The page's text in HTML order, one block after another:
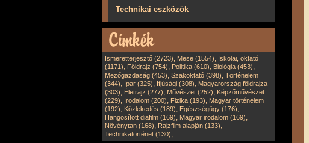
Technikai eszközök
Ismeretterjesztő (2723), Mese (1554), Iskolai, oktató
(1171), Földrajz (754), Politika (610), Biológia (453),
Mezőgazdaság (453), Szakoktató (398), Történelem
(344), Ipar (325), Ifjúsági (308), Magyarország földrajza
(303), Életrajz (277), Művészet (252), Képzőművészet
(229), Irodalom (200), Fizika (193), Magyar történelem
(192), Közlekedés (189), Egészségügy (176),
Hangosított diafilm (169), Magyar irodalom (169),
Növénytan (168), Rajzfilm alapján (133),
Technikatörténet (130),